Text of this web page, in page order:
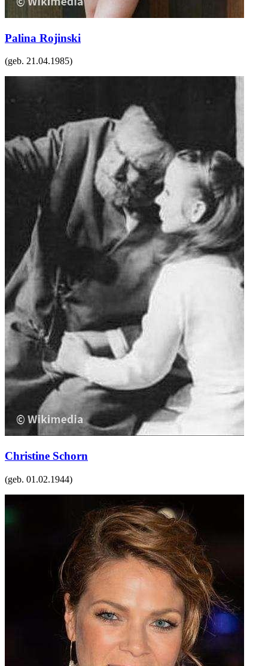
Palina Rojinski
(geb. 21.04.1985)
Christine Schorn
(geb. 01.02.1944)